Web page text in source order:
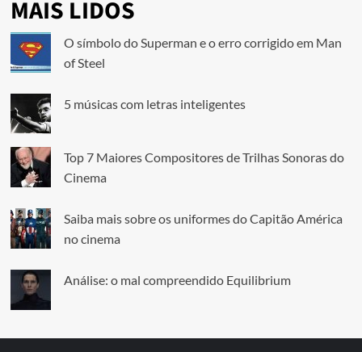
MAIS LIDOS
O símbolo do Superman e o erro corrigido em Man
of Steel
5 músicas com letras inteligentes
Top 7 Maiores Compositores de Trilhas Sonoras do
Cinema
Saiba mais sobre os uniformes do Capitão América
no cinema
Análise: o mal compreendido Equilibrium